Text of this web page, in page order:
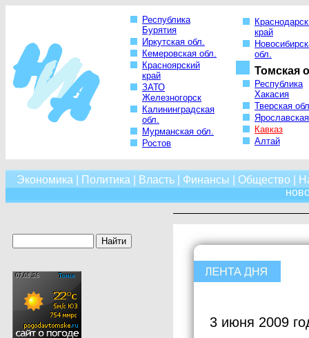
Республика
Бурятия
Иркутская обл.
Кемеровская обл.
Красноярский
край
ЗАТО
Железногорск
Калининградская
обл.
Мурманская обл.
Ростов
край
обл.
Томская
Республика
Хакасия
Тверская
Кавказ
Алтай
Экономика Политика Власть| Финансы Общество
3 июня 2009